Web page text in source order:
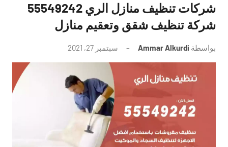
بالكويت
شركات تنظيف منازل الري 55549242
شركة تنظيف شقق وتعقيم منازل
بواسطة Ammar Alkurdi سبتمبر 27, 2021
توجد